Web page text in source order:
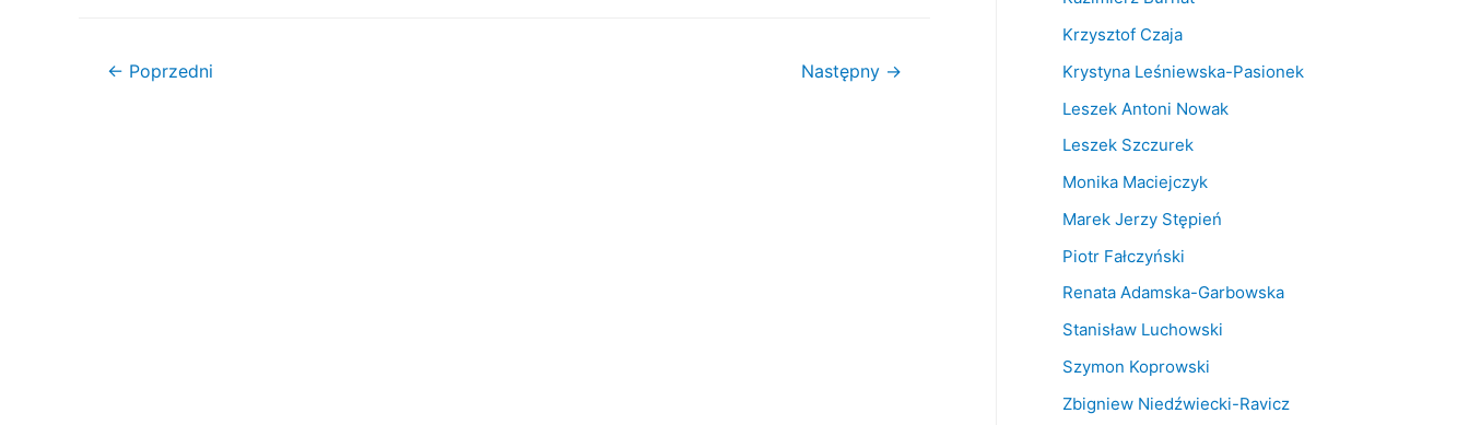
Nawigacja
← Poprzedni Następny →
Krzysztof Czaja
Krystyna Leśniewska-Pasionek
Leszek Antoni Nowak
Leszek Szczurek
Monika Maciejczyk
Marek Jerzy Stępień
Piotr Fałczyński
Renata Adamska-Garbowska
Stanisław Luchowski
Szymon Koprowski
Zbigniew Niedźwiecki-Ravicz